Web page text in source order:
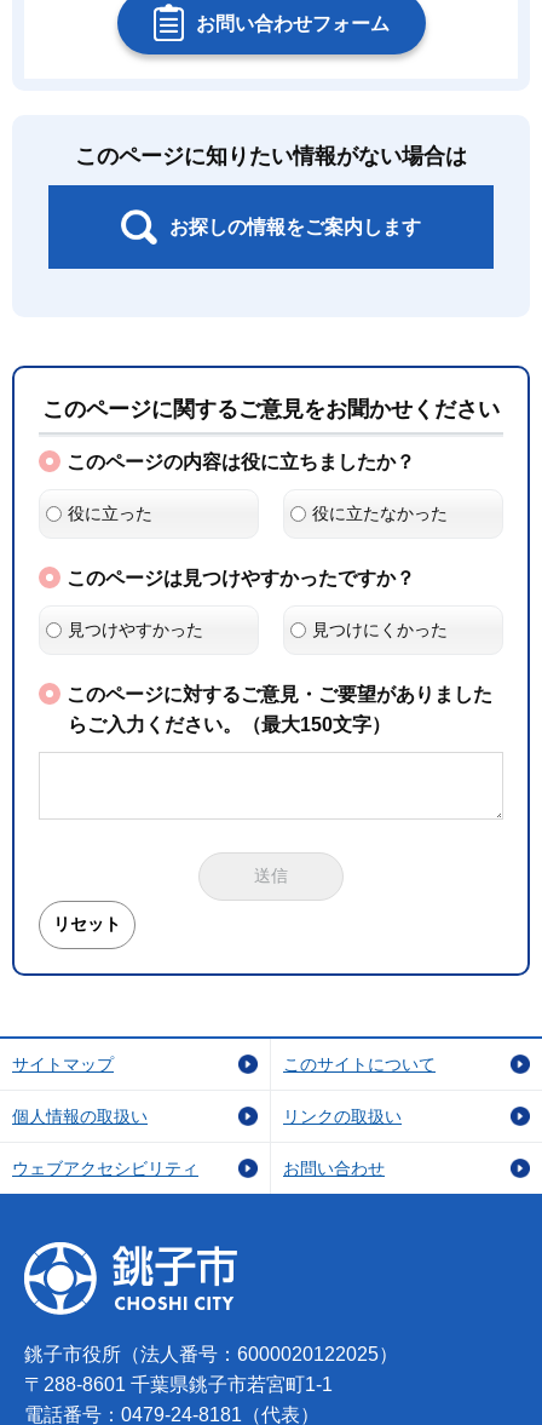
お問い合わせフォーム
このページに知りたい情報がない場合は
お探しの情報をご案内します
このページに関するご意見をお聞かせください
このページの内容は役に立ちましたか？
役に立った 役に立たなかった
このページは見つけやすかったですか？
見つけやすかった 見つけにくかった
このページに対するご意見・ご要望がありました
らご入力ください。（最大150文字）
サイトマップ このサイトについて
個人情報の取扱い リンクの取扱い
ウェブアクセシビリティ お問い合わせ
銚子市役所（法人番号：6000020122025）
〒288-8601 千葉県銚子市若宮町1-1
電話番号：0479-24-8181（代表）